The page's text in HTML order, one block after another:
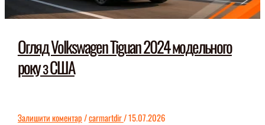
Огляд Volkswagen Tiguan 2024 модельного
року з США
Залишити коментар/carmartdir/15.07.2026